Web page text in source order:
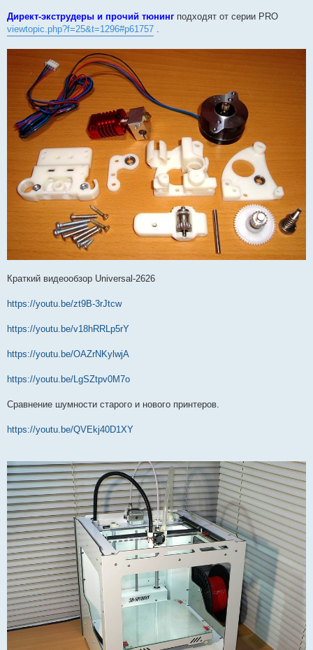
Директ-экструдеры и прочий тюнинг подходят от серии PRO
viewtopic.php?f=25&t=1296#p61757 .
Краткий видеообзор Universal-2626
https://youtu.be/zt9B-3rJtcw
https://youtu.be/v18hRRLp5rY
https://youtu.be/OAZrNKylwjA
https://youtu.be/LgSZtpv0M7o
Сравнение шумности старого и нового принтеров.
https://youtu.be/QVEkj40D1XY